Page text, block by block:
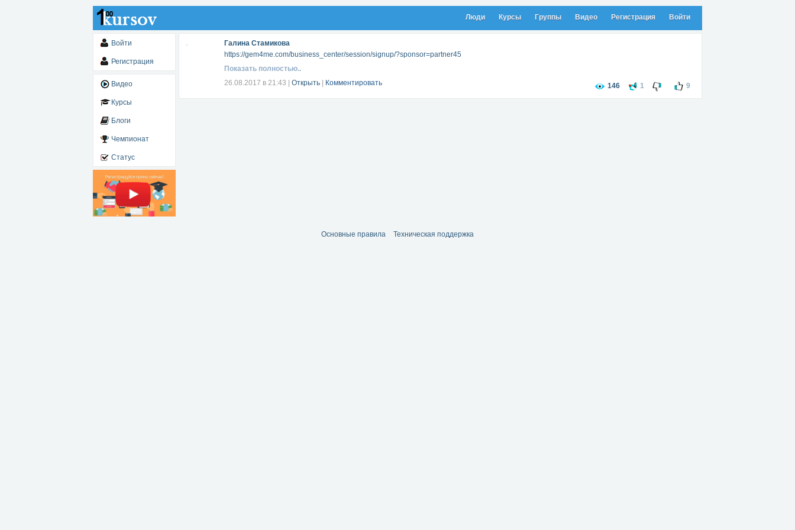
Люди Курсы Группы Видео Регистрация Войти
Войти
Регистрация
Видео
Курсы
Блоги
Чемпионат
Статус
Галина Стамикова
https://gem4me.com/business_center/session/signup/?sponsor=partner45
Показать полностью..
26.08.2017 в 21:43
Открыть Комментировать 146 1 9
Основные правила Техническая поддержка